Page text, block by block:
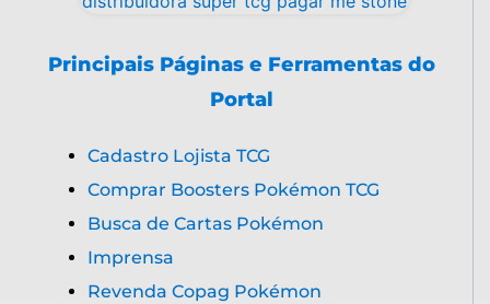
Principais Páginas e Ferramentas do
Portal
Cadastro Lojista TCG
Comprar Boosters Pokémon TCG
Busca de Cartas Pokémon
Imprensa
Revenda Copag Pokémon